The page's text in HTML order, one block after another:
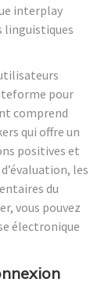
interplay
linguistiques
pour
comprend
qui offre un
positives et
les
du
vous pouvez
électronique